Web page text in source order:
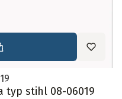
typ stihl 08-06019